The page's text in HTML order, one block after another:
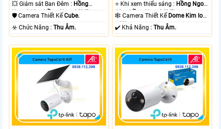
💥 Giám sát Ban Đêm : Hồng
Ngoại 10m Hồng Ngoại SMD.
🛡 Camera Thiết KếCube.
️☣️ Chức Năng :Thu Âm.
⭐ Khi xem thiếu sáng : Hồng Ngoại
10m Hồng Ngoại SMD.
🕸️ Camera Thiết Kế Dome Kim loại
+ Nhựa.
️✔️ Khả Năng :Thu Âm.